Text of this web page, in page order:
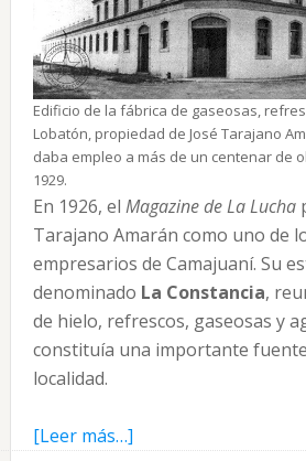
Edificio de la fábrica de gaseosas,
Lobatón, propiedad de José Tarajano
daba empleo a más de un centenar de
1929.
En 1926, el Magazine de La Lucha
Tarajano Amarán como uno de
empresarios de Camajuaní. Su
denominado La Constancia,
de hielo, refrescos, gaseosas y
constituía una importante
localidad.
[Leer más…]acerca